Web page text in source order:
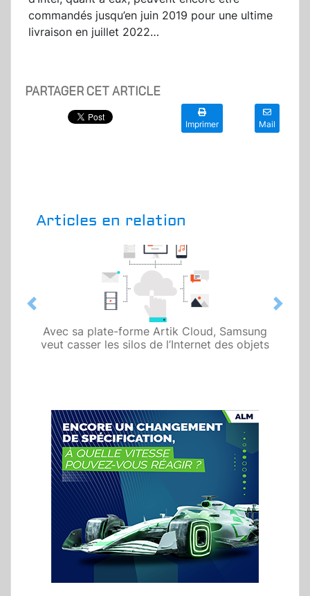
commandés jusqu’en juin 2019 pour une ultime
livraison en juillet 2022…
PARTAGER CET ARTICLE
Imprimer Mail
Articles en relation
Avec sa plate-forme Artik Cloud, Samsung
veut casser les silos de l’Internet des objets
Previous Next